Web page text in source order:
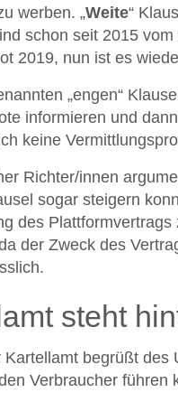
werben. „Weite“
schon seit 2015
2019, nun ist es
„engen“
informieren und
keine
Richter/innen
sogar steigern
des
der Zweck des
steht
Kartellamt begrüßt des
Verbraucher